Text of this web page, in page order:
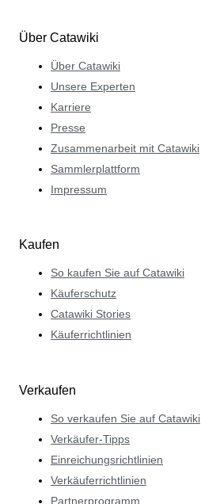
Über Catawiki
Über Catawiki
Unsere Experten
Karriere
Presse
Zusammenarbeit mit Catawiki
Sammlerplattform
Impressum
Kaufen
So kaufen Sie auf Catawiki
Käuferschutz
Catawiki Stories
Käuferrichtlinien
Verkaufen
So verkaufen Sie auf Catawiki
Verkäufer-Tipps
Einreichungsrichtlinien
Verkäuferrichtlinien
Partnerprogramm